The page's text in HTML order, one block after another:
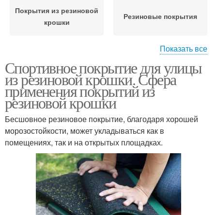
Покрытия из резиновой
крошки
Резиновые покрытия
Покрытия для улицы Рулонное покрытие
Резиновое покрытие
Покрытие для детских
площадок
Покрытие из резиновой
крошки
Площадки на улице
Показать все
Спортивное покрытие для улицы
из резиновой крошки. Сфера
применения покрытий из
резиновой крошки
Бесшовное резиновое покрытие, благодаря хорошей
морозостойкости, может укладываться как в
помещениях, так и на открытых площадках.